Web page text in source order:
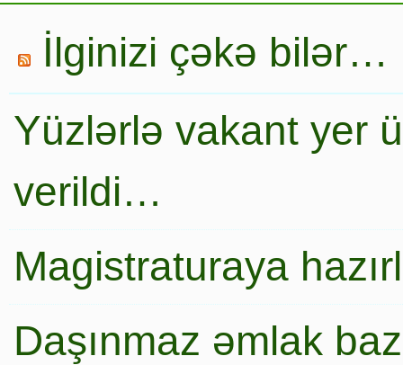
İlginizi çəkə bilər…
Yüzlərlə vakant yer
verildi…
Magistraturaya
Daşınmaz əmlak